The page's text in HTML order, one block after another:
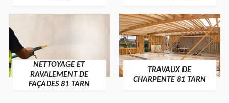
NETTOYAGE ET
RAVALEMENT DE
FAÇADES 81 TARN
TRAVAUX DE
CHARPENTE 81 TARN